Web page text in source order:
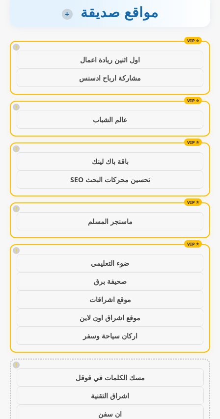
مواقع صديقة +
!
اول اثنين ريادة اعمال
مشاركة ارباح ادسنس
!
عالم الشباب
!
باقة باك لينك
تحسين محركات البحث SEO
!
ماسنجر المسلم
!
ضوء التعليمي
صحيفة برق
موقع اشراقات
موقع اشراق اون لاين
اركان سياحة وسفر
!
مسك الكلمات في قوقل
اشراق التقنية
ان سفن